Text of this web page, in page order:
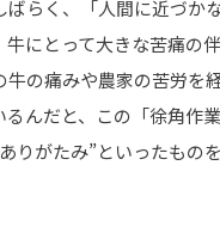
ばらく、「人間に近づか
にとって大きな苦痛の
牛の痛みや農家の苦労を
るんだと、この「徐角作
りがたみ”といったもの